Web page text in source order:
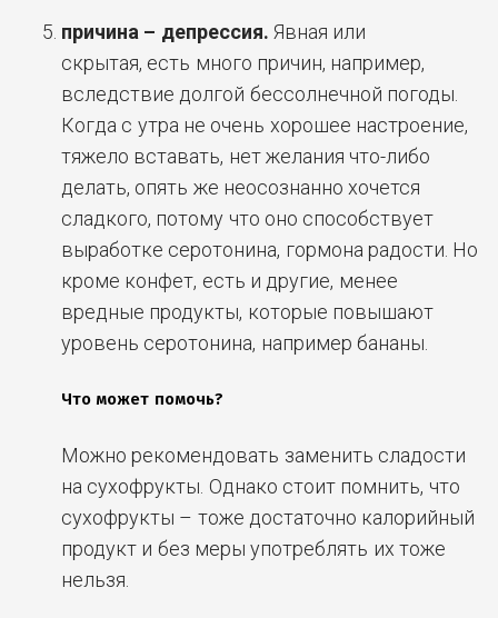
причина – депрессия. Явная или
скрытая, есть много причин, например,
вследствие долгой бессолнечной погоды.
Когда с утра не очень хорошее настроение,
тяжело вставать, нет желания что-либо
делать, опять же неосознанно хочется
сладкого, потому что оно способствует
выработке серотонина, гормона радости. Но
кроме конфет, есть и другие, менее
вредные продукты, которые повышают
уровень серотонина, например бананы.
Что может помочь?
Можно рекомендовать заменить сладости
на сухофрукты. Однако стоит помнить, что
сухофрукты – тоже достаточно калорийный
продукт и без меры употреблять их тоже
нельзя.